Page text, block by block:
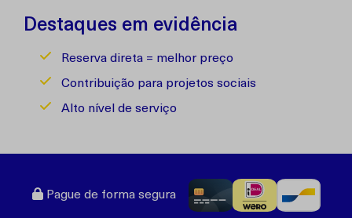
Destaques em evidência
Reserva direta = melhor preço
Contribuição para projetos sociais
Alto nível de serviço
Pague de forma segura